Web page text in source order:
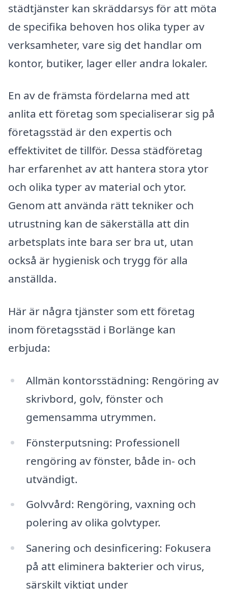
städtjänster kan skräddarsys för att möta
de specifika behoven hos olika typer av
verksamheter, vare sig det handlar om
kontor, butiker, lager eller andra lokaler.
En av de främsta fördelarna med att
anlita ett företag som specialiserar sig på
företagsstäd är den expertis och
effektivitet de tillför. Dessa städföretag
har erfarenhet av att hantera stora ytor
och olika typer av material och ytor.
Genom att använda rätt tekniker och
utrustning kan de säkerställa att din
arbetsplats inte bara ser bra ut, utan
också är hygienisk och trygg för alla
anställda.
Här är några tjänster som ett företag
inom företagsstäd i Borlänge kan
erbjuda:
Allmän kontorsstädning: Rengöring av
skrivbord, golv, fönster och
gemensamma utrymmen.
Fönsterputsning: Professionell
rengöring av fönster, både in- och
utvändigt.
Golvvård: Rengöring, vaxning och
polering av olika golvtyper.
Sanering och desinficering: Fokusera
på att eliminera bakterier och virus,
särskilt viktigt under